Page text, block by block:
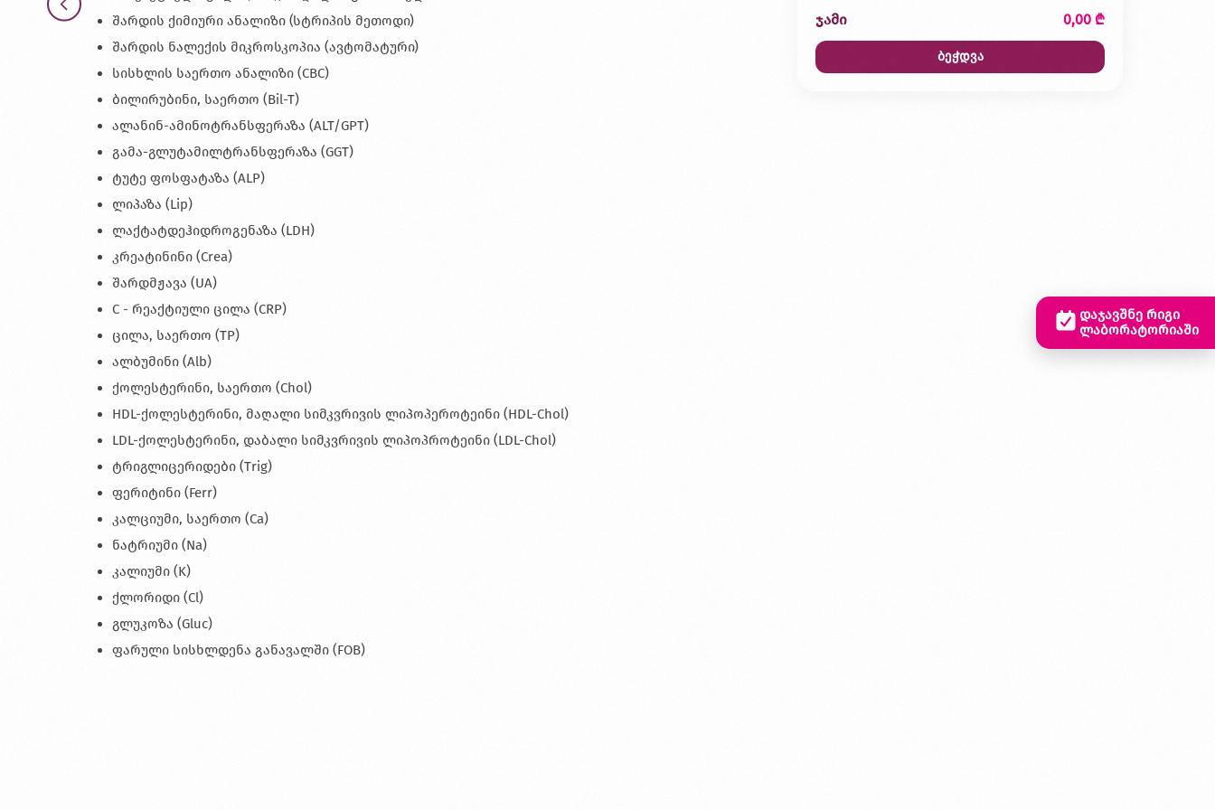
შარდის ქიმიური ანალიზი (სტრიპის მეთოდი)
შარდის ნალექის მიკროსკოპია (ავტომატური)
სისხლის საერთო ანალიზი (CBC)
ბილირუბინი, საერთო (Bil-T)
ალანინ-ამინოტრანსფერაზა (ALT/GPT)
გამა-გლუტამილტრანსფერაზა (GGT)
ტუტე ფოსფატაზა (ALP)
ლიპაზა (Lip)
ლაქტატდეჰიდროგენაზა (LDH)
კრეატინინი (Crea)
შარდმჟავა (UA)
С - რეაქტიული ცილა (CRP)
ცილა, საერთო (TP)
ალბუმინი (Alb)
ქოლესტერინი, საერთო (Chol)
HDL-ქოლესტერინი, მაღალი სიმკვრივის ლიპოპეროტეინი (HDL-Chol)
LDL-ქოლესტერინი, დაბალი სიმკვრივის ლიპოპროტეინი (LDL-Chol)
ტრიგლიცერიდები (Trig)
ფერიტინი (Ferr)
კალციუმი, საერთო (Ca)
ნატრიუმი (Na)
კალიუმი (K)
ქლორიდი (Cl)
გლუკოზა (Gluc)
ფარული სისხლდენა განავალში (FOB)
ჯამი 0,00 ₾
ბეჭდვა
დაჯავშნე რიგი
ლაბორატორიაში